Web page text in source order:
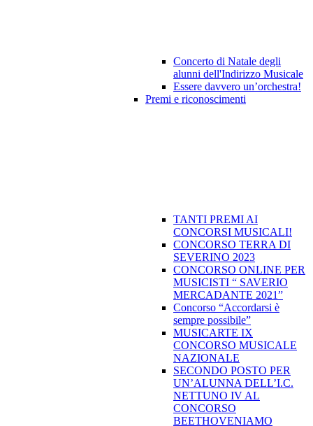
Concerto di Natale degli
alunni dell'Indirizzo Musicale
Essere davvero un’orchestra!
Premi e riconoscimenti
TANTI PREMI AI
CONCORSI MUSICALI!
CONCORSO TERRA DI
SEVERINO 2023
CONCORSO ONLINE PER
MUSICISTI “ SAVERIO
MERCADANTE 2021”
Concorso “Accordarsi è
sempre possibile”
MUSICARTE IX
CONCORSO MUSICALE
NAZIONALE
SECONDO POSTO PER
UN’ALUNNA DELL’I.C.
NETTUNO IV AL
CONCORSO
BEETHOVENIAMO